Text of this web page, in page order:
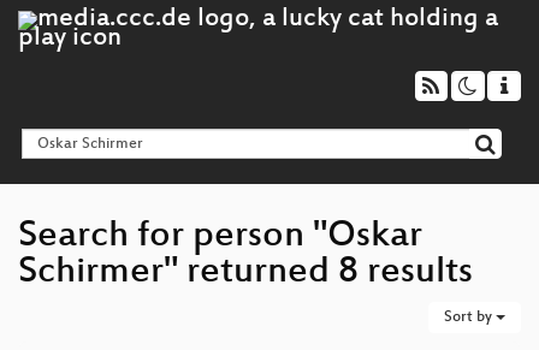
Search for person "Oskar
Schirmer" returned 8 results
Sort by